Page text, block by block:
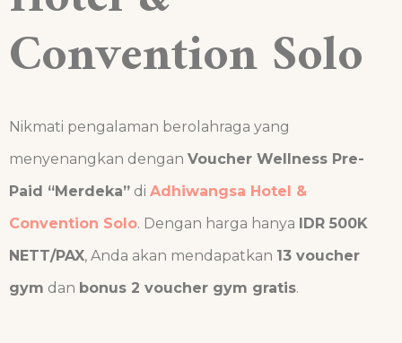
Convention Solo
Nikmati pengalaman berolahraga yang
menyenangkan dengan Voucher Wellness Pre-
Paid “Merdeka” di Adhiwangsa Hotel &
Convention Solo. Dengan harga hanya IDR 500K
NETT/PAX, Anda akan mendapatkan 13 voucher
gym dan bonus 2 voucher gym gratis.